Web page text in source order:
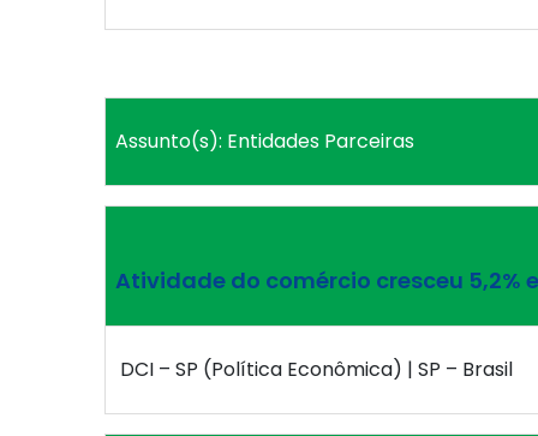
Assunto(s): Entidades Parceiras
Atividade do comércio cresceu 5,2%
DCI – SP (Política Econômica) | SP – Brasil